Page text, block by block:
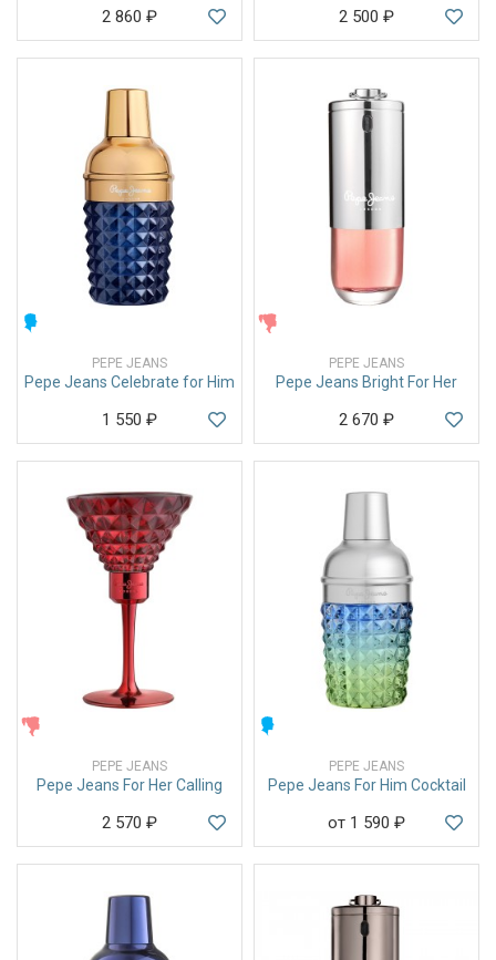
2 860 ₽ 2 500 ₽
PEPE JEANS
Pepe Jeans Celebrate for Him
1 550 ₽
PEPE JEANS
Pepe Jeans Bright For Her
2 670 ₽
PEPE JEANS
Pepe Jeans For Her Calling
2 570 ₽
PEPE JEANS
Pepe Jeans For Him Cocktail
от 1 590 ₽